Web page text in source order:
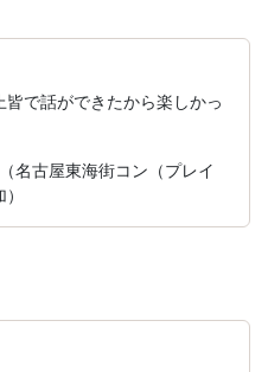
で話ができたから楽しかっ
名古屋東海街コン（プレイ